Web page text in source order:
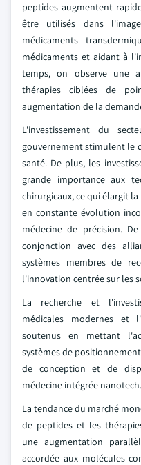
peptides augmentent
être utilisés dans
médicaments
médicaments et aidant à
temps, on observe une
thérapies ciblées de
augmentation de la
L'investissement du
gouvernement stimulent le
santé. De plus, les
grande importance aux
chirurgicaux, ce qui élargit
en constante évolution
médecine de précision.
conjonction avec des
systèmes membres de
l'innovation centrée sur les
La recherche et
médicales modernes et
soutenus en mettant
systèmes de
de conception et de
médecine intégrée nanotech.
La tendance du marché
de peptides et les
une augmentation
accordée aux molécules